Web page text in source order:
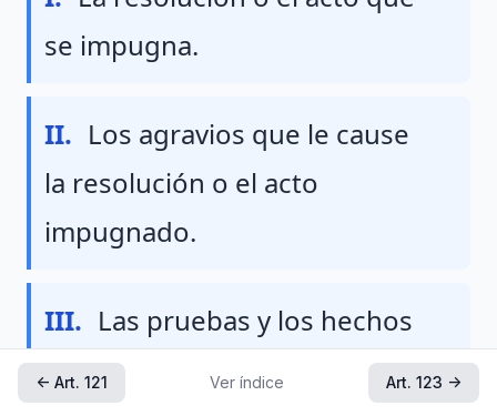
se impugna.
Fraccion II
II. Los agravios que le cause
la resolución o el acto
impugnado.
Fraccion III
III. Las pruebas y los hechos
controvertidos de que se
← Art. 121 Ver índice Art. 123 →